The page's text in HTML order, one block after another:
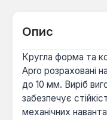
Опис
Кругла форма та
Apro розраховані
до 10 мм. Виріб
забезпечує
механічних